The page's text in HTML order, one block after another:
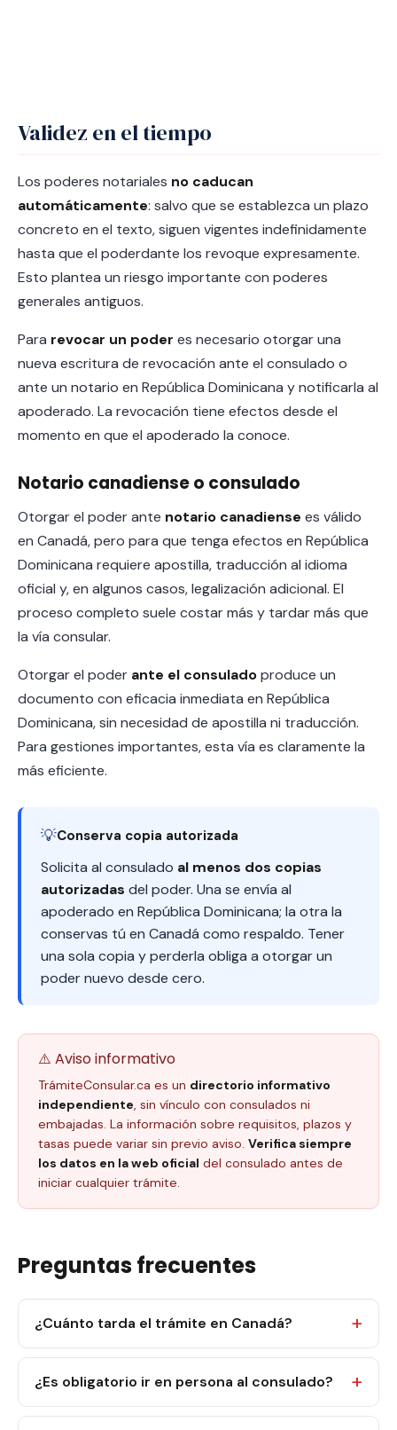
Validez en el tiempo
Los poderes notariales no caducan
automáticamente: salvo que se establezca un plazo
concreto en el texto, siguen vigentes indefinidamente
hasta que el poderdante los revoque expresamente.
Esto plantea un riesgo importante con poderes
generales antiguos.
Para revocar un poder es necesario otorgar una
nueva escritura de revocación ante el consulado o
ante un notario en República Dominicana y notificarla al
apoderado. La revocación tiene efectos desde el
momento en que el apoderado la conoce.
Notario canadiense o consulado
Otorgar el poder ante notario canadiense es válido
en Canadá, pero para que tenga efectos en República
Dominicana requiere apostilla, traducción al idioma
oficial y, en algunos casos, legalización adicional. El
proceso completo suele costar más y tardar más que
la vía consular.
Otorgar el poder ante el consuladoproduce un
documento con eficacia inmediata en República
Dominicana, sin necesidad de apostilla ni traducción.
Para gestiones importantes, esta vía es claramente la
más eficiente.
💡Conserva copia autorizada
Solicita al consulado al menos dos copias
autorizadas del poder. Una se envía al
apoderado en República Dominicana; la otra la
conservas tú en Canadá como respaldo. Tener
una sola copia y perderla obliga a otorgar un
poder nuevo desde cero.
⚠️ Aviso informativo
TrámiteConsular.ca es un directorio informativo
independiente, sin vínculo con consulados ni
embajadas. La información sobre requisitos, plazos y
tasas puede variar sin previo aviso. Verifica siempre
los datos en la web oficial del consulado antes de
iniciar cualquier trámite.
Preguntas frecuentes
¿Cuánto tarda el trámite en Canadá?
¿Es obligatorio ir en persona al consulado?